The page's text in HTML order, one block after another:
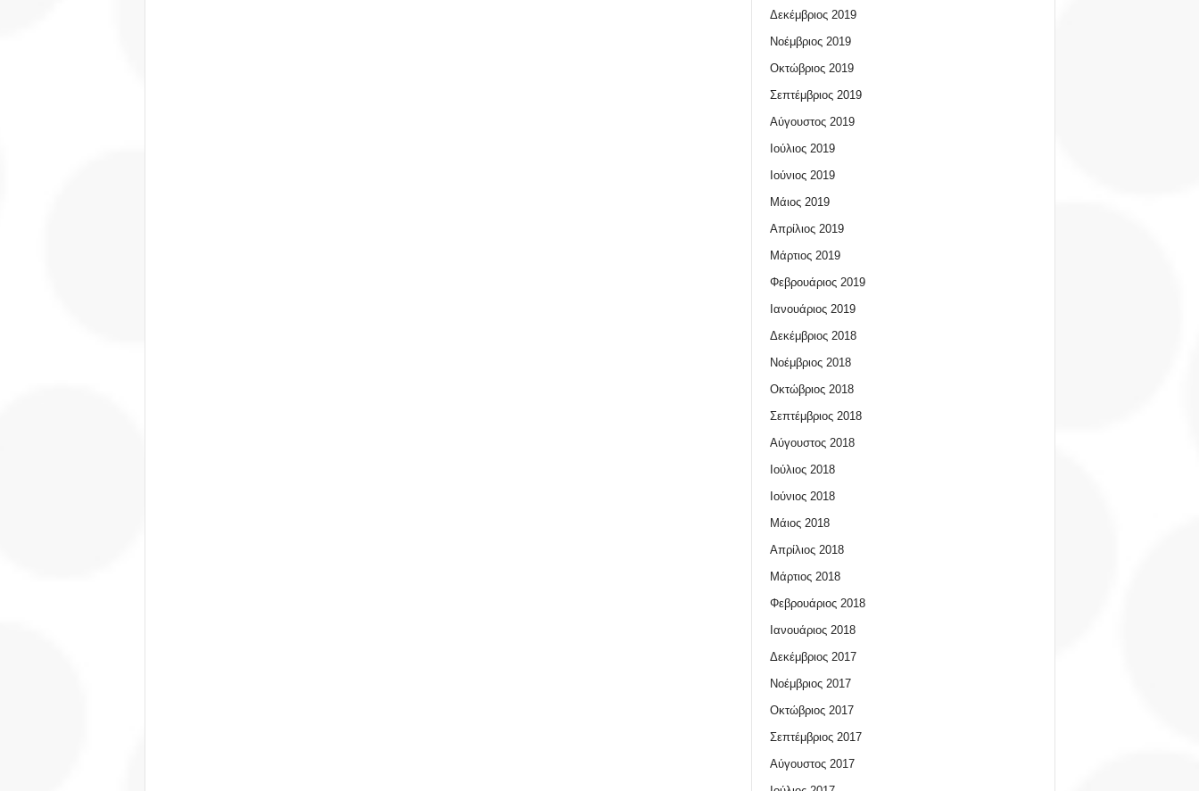
Δεκέμβριος 2019
Νοέμβριος 2019
Οκτώβριος 2019
Σεπτέμβριος 2019
Αύγουστος 2019
Ιούλιος 2019
Ιούνιος 2019
Μάιος 2019
Απρίλιος 2019
Μάρτιος 2019
Φεβρουάριος 2019
Ιανουάριος 2019
Δεκέμβριος 2018
Νοέμβριος 2018
Οκτώβριος 2018
Σεπτέμβριος 2018
Αύγουστος 2018
Ιούλιος 2018
Ιούνιος 2018
Μάιος 2018
Απρίλιος 2018
Μάρτιος 2018
Φεβρουάριος 2018
Ιανουάριος 2018
Δεκέμβριος 2017
Νοέμβριος 2017
Οκτώβριος 2017
Σεπτέμβριος 2017
Αύγουστος 2017